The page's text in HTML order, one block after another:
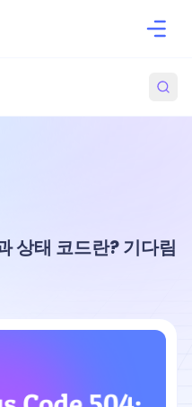
상태 코드란? 기다림